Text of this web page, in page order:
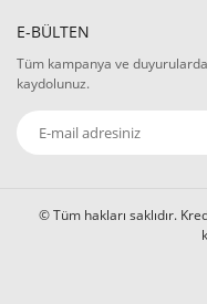
E-BÜLTEN
Tüm kampanya ve
kaydolunuz.
© Tüm hakları saklıdır.